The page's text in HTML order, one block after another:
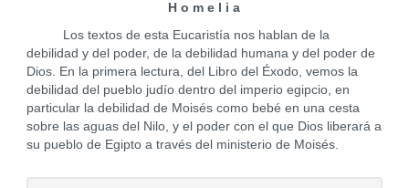
H o m e l i a
Los textos de esta Eucaristía nos hablan de la
debilidad y del poder, de la debilidad humana y del poder de
Dios. En la primera lectura, del Libro del Éxodo, vemos la
debilidad del pueblo judío dentro del imperio egipcio, en
particular la debilidad de Moisés como bebé en una cesta
sobre las aguas del Nilo, y el poder con el que Dios liberará a
su pueblo de Egipto a través del ministerio de Moisés.